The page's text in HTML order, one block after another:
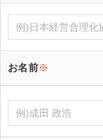
お名前※